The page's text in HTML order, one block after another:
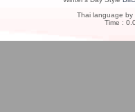
Thai language by
Time :